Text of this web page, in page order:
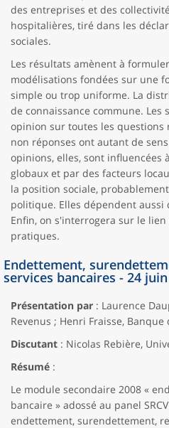
des entreprises et des
hospitalières, tiré dans les
sociales.
Les résultats amènent à
modélisations fondées sur une
simple ou trop uniforme. La
de connaissance commune.
opinion sur toutes les questions
non réponses ont autant de
opinions, elles, sont influencées
globaux et par des facteurs
la position sociale,
politique. Elles dépendent aussi
Enfin, on s'interrogera sur le
pratiques.
Endettement,
services bancaires - 24 juin
Présentation par : Laurence
Revenus ; Henri Fraisse, Banque
Discutant : Nicolas Rebière,
Résumé :
Le module secondaire 2008 «
bancaire » adossé au panel
endettement, surendettement,